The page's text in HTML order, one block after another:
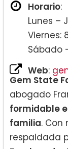
Horario:
Lunes –
Viernes:
Sábado
Web:
Gem State
abogado
formidable
familia. Con
respaldada